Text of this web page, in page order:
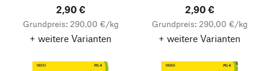
2,90 €
Grundpreis: 290,00 €/kg
+ weitere Varianten
2,90 €
Grundpreis: 290,00 €/kg
+ weitere Varianten